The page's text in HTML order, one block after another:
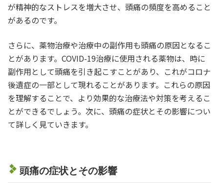
が精神的なストレスを増大させ、頭痛の頻度を高めること
があるのです。
さらに、薬物治療や治療中の副作用も頭痛の原因となるこ
とがあります。COVID-19治療に使用される薬物は、時に
副作用として頭痛を引き起こすことがあり、これがコロナ
後遺症の一部として現れることがあります。これらの原因
を理解することで、より効果的な治療法や対策を考えるこ
とができるでしょう。次に、頭痛の症状とその影響につい
て詳しく見ていきます。
頭痛の症状とその影響